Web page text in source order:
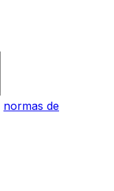
normas de